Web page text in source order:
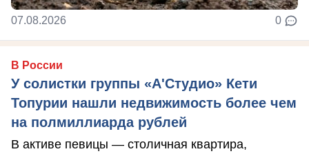
07.08.2026 0
В России
У солистки группы «А'Студио» Кети
Топурии нашли недвижимость более чем
на полмиллиарда рублей
В активе певицы — столичная квартира,